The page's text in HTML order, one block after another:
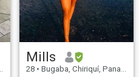
Mills
28 • Bugaba, Chiriquí, Panamá